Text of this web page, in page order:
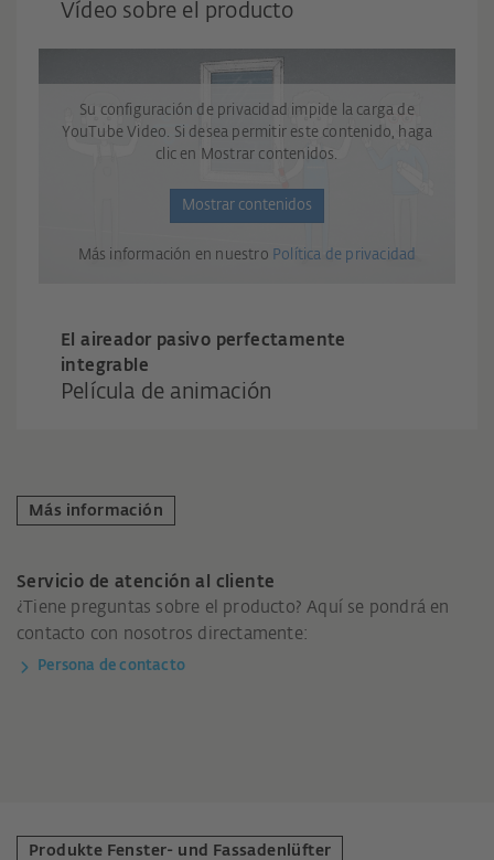
Vídeo sobre el producto
Su configuración de privacidad impide la carga de
YouTube Video. Si desea permitir este contenido, haga
clic en Mostrar contenidos.
Mostrar contenidos
Más información en nuestro Política de privacidad
El aireador pasivo perfectamente
integrable
Película de animación
Más información
Servicio de atención al cliente
¿Tiene preguntas sobre el producto? Aquí se pondrá en
contacto con nosotros directamente:
Persona de contacto
Produkte Fenster- und Fassadenlüfter